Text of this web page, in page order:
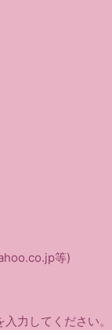
等)
力してください。